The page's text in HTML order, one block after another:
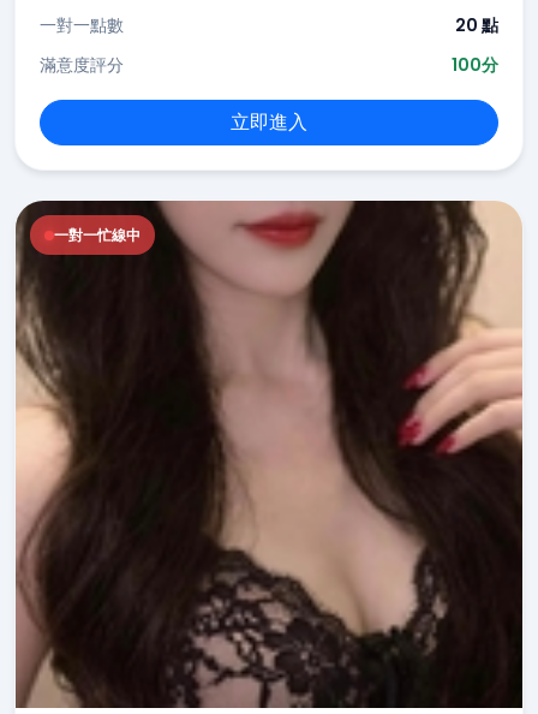
一對一點數
20 點
滿意度評分
100分
立即進入
一對一忙線中